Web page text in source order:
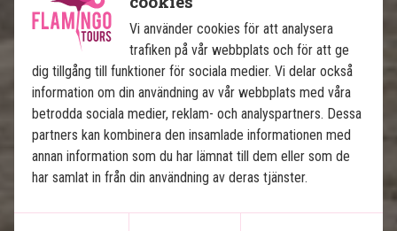
Guidad stadsvandring i Havanna och Trinidad
Cykel-, rid- eller vandringstur i Viñales
Alla transfers ingår
Möjlighet att köpa ytterligare utflykter
Ingår i priset
16 dagar
Pris pr.
27 995kr. Läs mer
Vi använder cookies för att analysera
trafiken på vår webbplats och för att ge
dig tillgång till funktioner för sociala medier. Vi delar också
information om din användning av vår webbplats med våra
betrodda sociala medier, reklam- och analyspartners. Dessa
partners kan kombinera den insamlade informationen med
annan information som du har lämnat till dem eller som de
har samlat in från din användning av deras tjänster.